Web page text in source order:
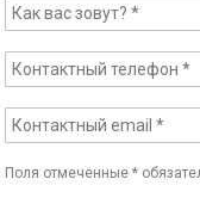
Поля отмеченные*